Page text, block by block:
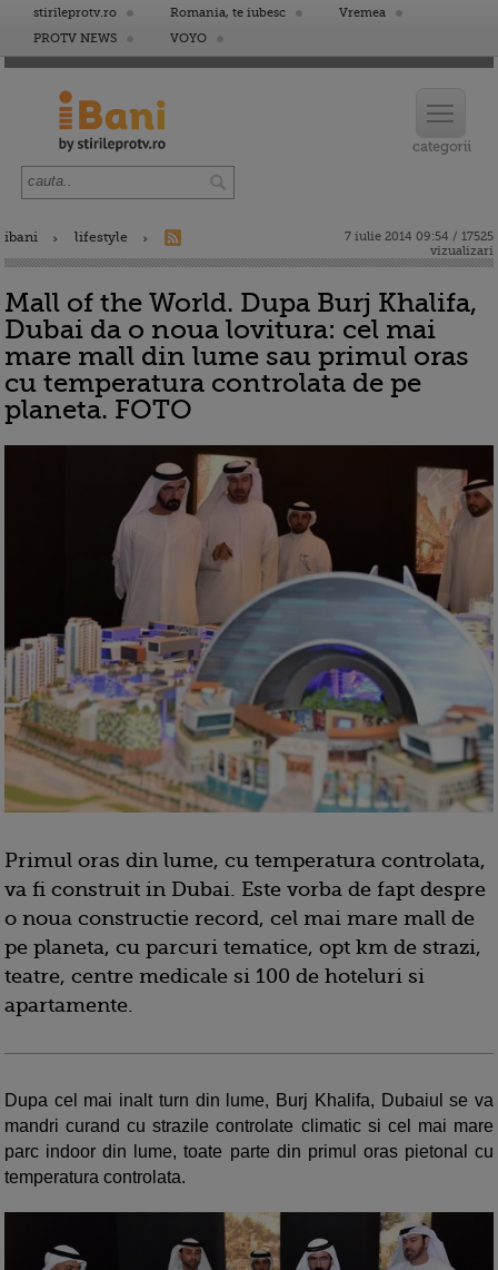
stirileprotv.ro Romania, te iubesc
Vremea
PROTV NEWS
VOYO
ibani lifestyle
7 iulie 2014 09:54 / 17525
vizualizari
Mall of the World. Dupa Burj Khalifa,
Dubai da o noua lovitura: cel mai
mare mall din lume sau primul oras
cu temperatura controlata de pe
planeta. FOTO
Primul oras din lume, cu temperatura controlata,
va fi construit in Dubai. Este vorba de fapt despre
o noua constructie record, cel mai mare mall de
pe planeta, cu parcuri tematice, opt km de strazi,
teatre, centre medicale si 100 de hoteluri si
apartamente.
Dupa cel mai inalt turn din lume, Burj Khalifa, Dubaiul se va
mandri curand cu strazile controlate climatic si cel mai mare
parc indoor din lume, toate parte din primul oras pietonal cu
temperatura controlata.